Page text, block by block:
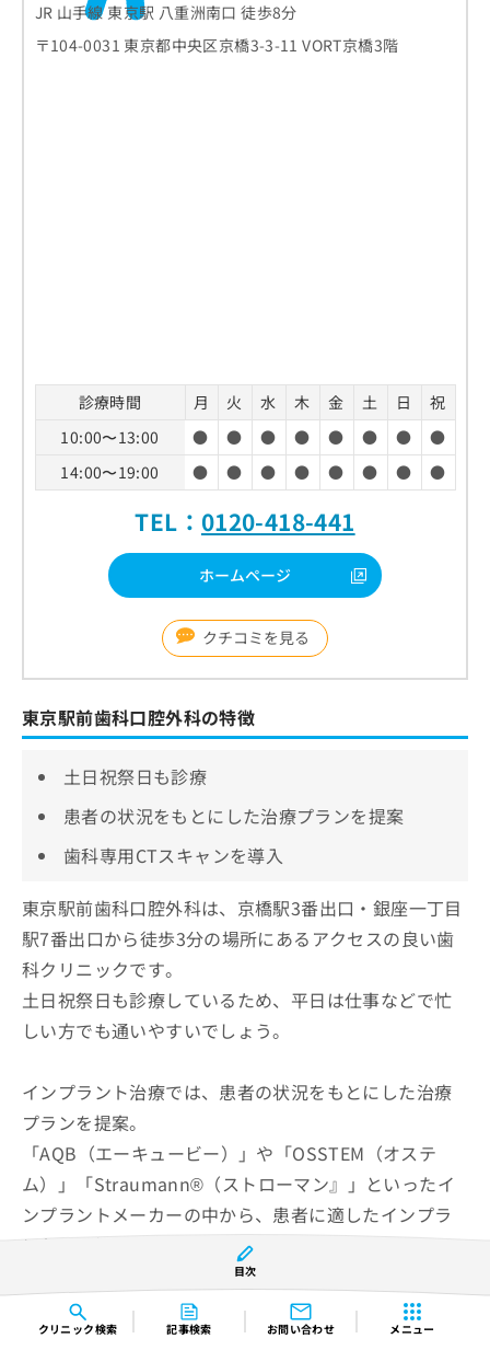
クリニック検索 記事検索 お問い合わせ メニュー
JR 山手線 東京駅 八重洲南口 徒歩8分
〒104-0031 東京都中央区京橋3-3-11 VORT京橋3階
診療時間 月 火 水 木 金 土 日
祝
10:00〜13:00
● ● ● ● ● ● ●
●
14:00〜19:00
● ● ● ● ● ● ● ●
TEL： 0120-418-441
ホームページ
クチコミを見る
東京駅前歯科口腔外科の特徴
土日祝祭日も診療
患者の状況をもとにした治療プランを提案
歯科専用CTスキャンを導入
東京駅前歯科口腔外科は、京橋駅3番出口・銀座一丁目
駅7番出口から徒歩3分の場所にあるアクセスの良い歯
科クリニックです。
土日祝祭日も診療しているため、平日は仕事などで忙
しい方でも通いやすいでしょう。
インプラント治療では、患者の状況をもとにした治療
プランを提案。
「AQB（エーキュービー）」や「OSSTEM（オステ
ム）」「Straumann®（ストローマン』」といったイ
ンプラントメーカーの中から、患者に適したインプラ
ントを選択しています。
また、手術時間は30分〜1時間程度を目安にしており、
術後は痛み止めを提供しています。
目次